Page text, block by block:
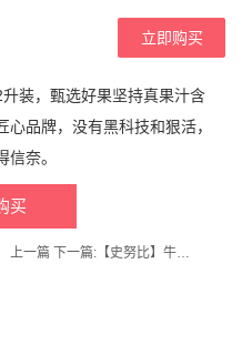
立即购买
装，甄选好果坚持真果汁含
品牌，没有黑科技和狠活，
奈。
买
上一篇 下一篇: 【史努比】牛仔裤休闲裤男童女童